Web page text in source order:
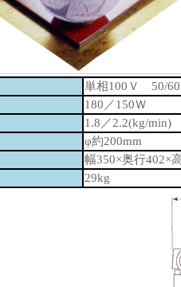
単相100Ｖ 50/
180／150Ｗ
1.8／2.2(kg/min)
φ約200mm
幅350×奥行402×
29kg